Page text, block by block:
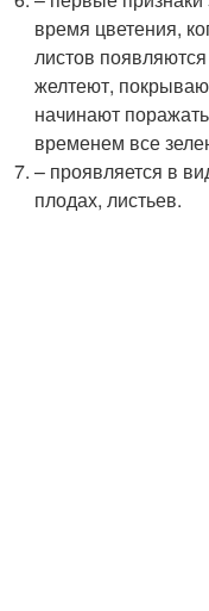
время цветения,
листов
желтеют,
начинают
временем все
– проявляется в
плодах, листьев.